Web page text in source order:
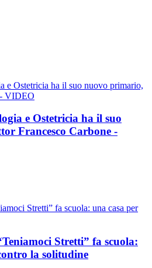
e Ostetricia ha il suo
Francesco Carbone -
Stretti” fa scuola:
la solitudine